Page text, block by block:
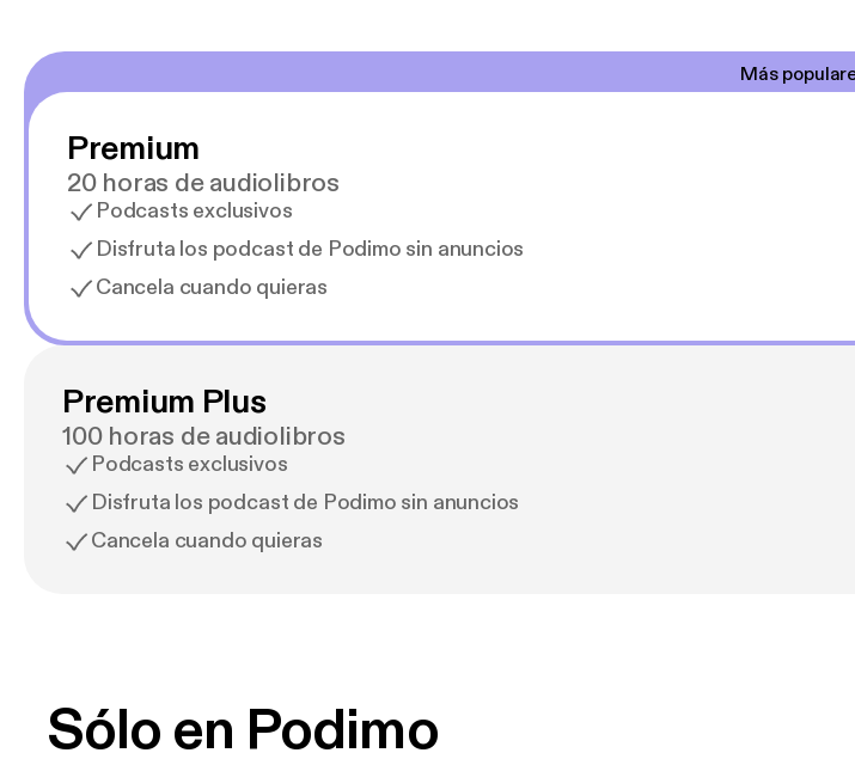
Más
Premium
20 horas de audiolibros
Podcasts exclusivos
Disfruta los podcast de Podimo sin anuncios
Cancela cuando quieras
Premium Plus
100 horas de audiolibros
Podcasts exclusivos
Disfruta los podcast de Podimo sin anuncios
Cancela cuando quieras
Sólo en Podimo